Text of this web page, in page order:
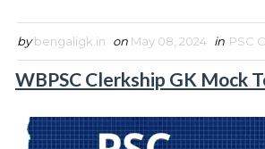
by bengaligk.in on May 08, 2024 in PSC
WBPSC Clerkship GK Mock